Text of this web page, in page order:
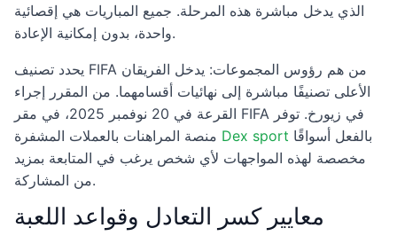
الذي يدخل مباشرة هذه المرحلة. جميع المباريات هي إقصائية
واحدة، بدون إمكانية الإعادة.
يحدد تصنيف FIFA من هم رؤوس المجموعات: يدخل الفريقان
الأعلى تصنيفًا مباشرة إلى نهائيات أقسامهما. من المقرر إجراء
القرعة في 20 نوفمبر 2025، في مقر FIFA في زيورخ. توفر
Dex sport
مخصصة لهذه المواجهات لأي شخص يرغب في المتابعة بمزيد
من المشاركة.
معايير كسر التعادل وقواعد اللعبة